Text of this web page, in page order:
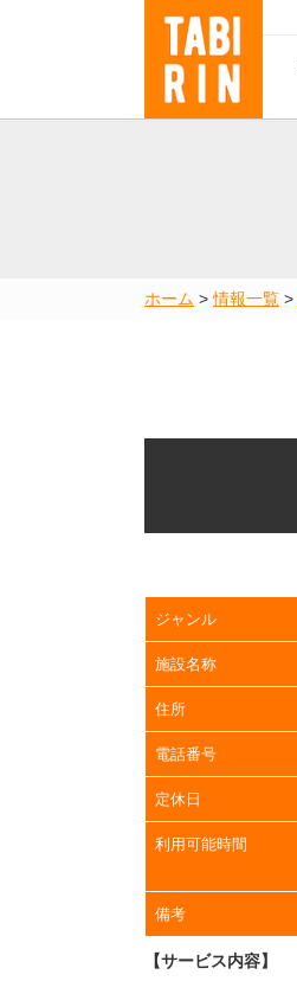
地図から検索
ホーム >情報一覧 >
ジャンル
施設名称
住所
電話番号
定休日
利用可能時間
備考
【サービス内容】